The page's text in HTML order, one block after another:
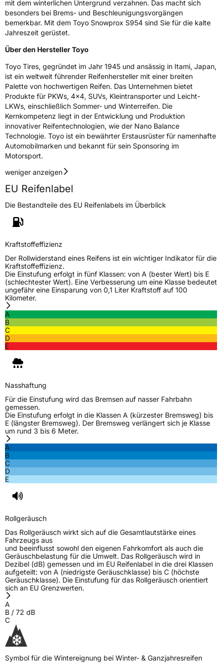
mit dem winterlichen Untergrund verzahnen. Das macht sich
besonders bei Brems- und Beschleunigungsvorgängen
bemerkbar. Mit dem Toyo Snowprox S954 sind Sie für die kalte
Jahreszeit gerüstet.
Über den Hersteller Toyo
Toyo Tires, gegründet im Jahr 1945 und ansässig in Itami, Japan,
ist ein weltweit führender Reifenhersteller mit einer breiten
Palette von hochwertigen Reifen. Das Unternehmen bietet
Produkte für PKWs, 4x4, SUVs, Kleintransporter und Leicht-
LKWs, einschließlich Sommer- und Winterreifen. Die
Kernkompetenz liegt in der Entwicklung und Produktion
innovativer Reifentechnologien, wie der Nano Balance
Technologie. Toyo ist ein bewährter Erstausrüster für namenhafte
Automobilmarken und bekannt für sein Sponsoring im
Motorsport.
weniger anzeigen
EU Reifenlabel
Die Bestandteile des EU Reifenlabels im Überblick
Kraftstoffeffizienz
Der Rollwiderstand eines Reifens ist ein wichtiger Indikator für die
Kraftstoffeffizienz.
Die Einstufung erfolgt in fünf Klassen: von A (bester Wert) bis E
(schlechtester Wert). Eine Verbesserung um eine Klasse bedeutet
ungefähr eine Einsparung von 0,1 Liter Kraftstoff auf 100
Kilometer.
A
B
C
D
E
Nasshaftung
Für die Einstufung wird das Bremsen auf nasser Fahrbahn
gemessen.
Die Einstufung erfolgt in die Klassen A (kürzester Bremsweg) bis
E (längster Bremsweg). Der Bremsweg verlängert sich je Klasse
um rund 3 bis 6 Meter.
A
B
C
D
E
Rollgeräusch
Das Rollgeräusch wirkt sich auf die Gesamtlautstärke eines
Fahrzeugs aus
und beeinflusst sowohl den eigenen Fahrkomfort als auch die
Geräuschbelastung für die Umwelt. Das Rollgeräusch wird in
Dezibel (dB) gemessen und im EU Reifenlabel in die drei Klassen
aufgeteilt: von A (niedrigste Geräuschklasse) bis C (höchste
Geräuschklasse). Die Einstufung für das Rollgeräusch orientiert
sich an EU Grenzwerten.
A
B / 72 dB
C
Symbol für die Wintereignung bei Winter- & Ganzjahresreifen